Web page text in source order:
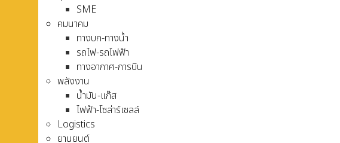
SME
คมนาคม
ทางบก-ทางน้ำ
รถไฟ-รถไฟฟ้า
ทางอากาศ-การบิน
พลังงาน
น้ำมัน-แก๊ส
ไฟฟ้า-โซล่าร์เซลล์
Logistics
ยานยนต์